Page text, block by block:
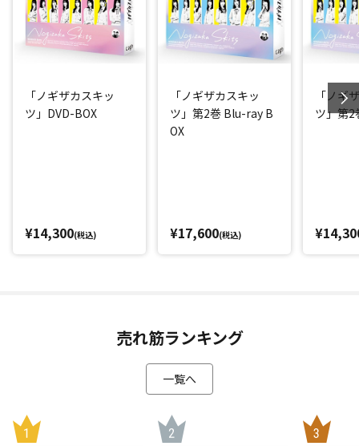
「ノギザカスキッ
ツ」DVD-BOX
¥14,300(税込)
「ノギザカスキッ
ツ」第2巻 Blu-ray B
OX
¥17,600(税込)
「ノギ
ツ」第2
売れ筋ランキング
一覧へ